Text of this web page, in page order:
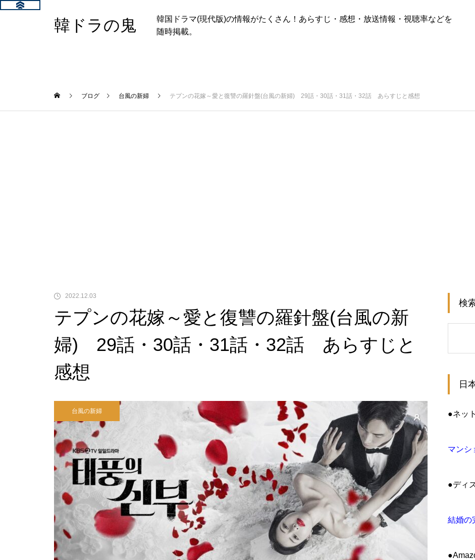
韓ドラの鬼
韓国ドラマ(現代版)の情報がたくさん！あらすじ・感想・放送情報・視聴率などを
随時掲載。
ブログ 台風の新婦 テプンの花嫁～愛と復讐の羅針盤(台風の新婦) 29話・30話・31話・32話 あらすじと感想
2022.12.03
テプンの花嫁～愛と復讐の羅針盤(台風の新
婦) 29話・30話・31話・32話 あらすじと
感想
台風の新婦
検
日
●ネッ
マン
●ディ
結婚